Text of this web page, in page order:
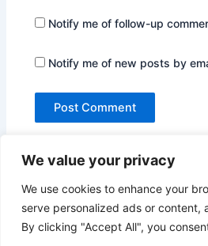
We value your privacy
We use cookies to enhance your
serve personalized ads or content,
By clicking "Accept All", you
Notify me of follow-up
Notify me of new posts by